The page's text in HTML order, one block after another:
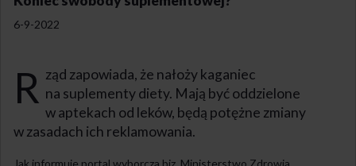
6-9-2022
R ząd zapowiada, że nałoży kaganiec
na suplementy diety. Mają być oddzielone
w aptekach od leków, będą potężne zmiany
w zasadach ich reklamowania.
Jak informuje portal wyborcza.biz, Ministerstwo Zdrowia